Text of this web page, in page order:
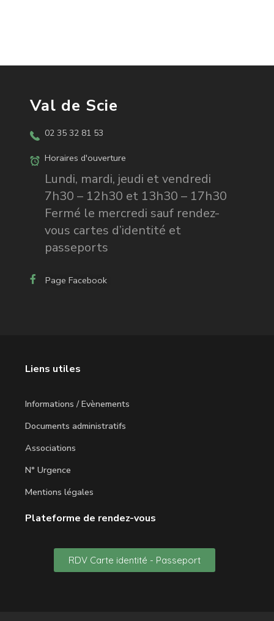
Val de Scie
02 35 32 81 53
Horaires d'ouverture
Lundi, mardi, jeudi et vendredi
7h30 – 12h30 et 13h30 – 17h30
Fermé le mercredi sauf rendez-
vous cartes d’identité et
passeports
Page Facebook
Liens utiles
Informations / Evènements
Documents administratifs
Associations
N° Urgence
Mentions légales
Plateforme de rendez-vous
RDV Carte identité - Passeport